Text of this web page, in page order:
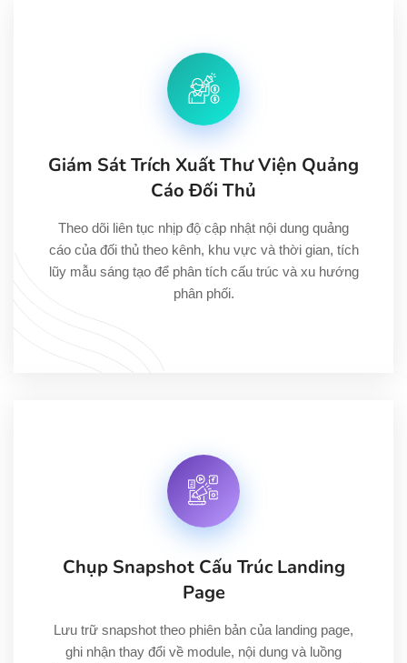
Giám Sát Trích Xuất Thư Viện Quảng
Cáo Đối Thủ
Theo dõi liên tục nhịp độ cập nhật nội dung quảng
cáo của đối thủ theo kênh, khu vực và thời gian, tích
lũy mẫu sáng tạo để phân tích cấu trúc và xu hướng
phân phối.
Chụp Snapshot Cấu Trúc Landing
Page
Lưu trữ snapshot theo phiên bản của landing page,
ghi nhận thay đổi về module, nội dung và luồng